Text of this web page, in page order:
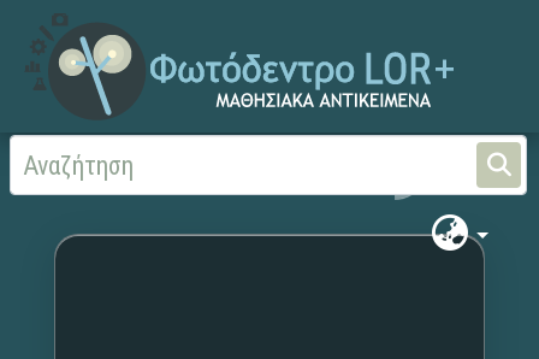
Αρχική Χωρίς τίτλο